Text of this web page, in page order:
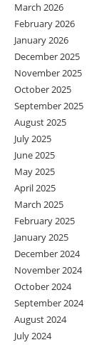
March 2026
February 2026
January 2026
December 2025
November 2025
October 2025
September 2025
August 2025
July 2025
June 2025
May 2025
April 2025
March 2025
February 2025
January 2025
December 2024
November 2024
October 2024
September 2024
August 2024
July 2024